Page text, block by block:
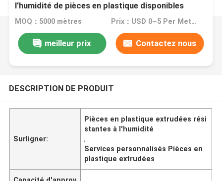
l'humidité de pièces en plastique disponibles
MOQ：5000 mètres Prix：USD 0~5 Per Meter
meilleur prix Contactez nous
DESCRIPTION DE PRODUIT
Surligner:
Pièces en plastique extrudées rési
stantes à l'humidité
,
Services personnalisés Pièces en
plastique extrudées